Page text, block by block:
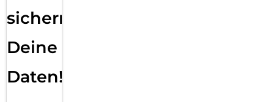
sichern
Deine
Daten!